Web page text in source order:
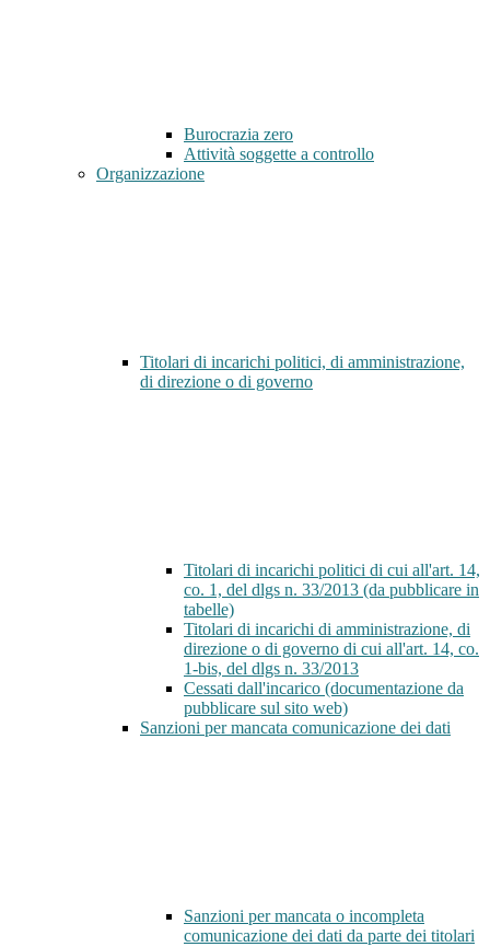
Burocrazia zero
Attività soggette a controllo
Organizzazione
Titolari di incarichi politici, di amministrazione,
di direzione o di governo
Titolari di incarichi politici di cui all'art. 14,
co. 1, del dlgs n. 33/2013 (da pubblicare in
tabelle)
Titolari di incarichi di amministrazione, di
direzione o di governo di cui all'art. 14, co.
1-bis, del dlgs n. 33/2013
Cessati dall'incarico (documentazione da
pubblicare sul sito web)
Sanzioni per mancata comunicazione dei dati
Sanzioni per mancata o incompleta
comunicazione dei dati da parte dei titolari